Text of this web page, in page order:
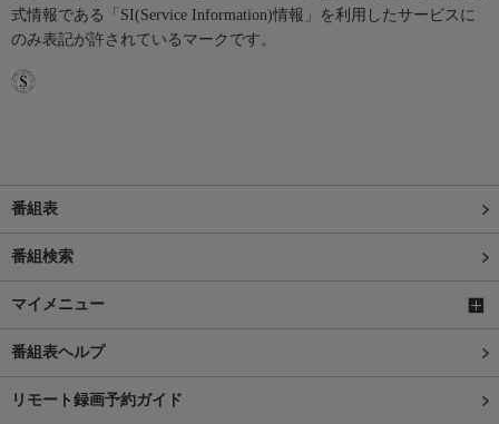
式情報である「SI(Service Information)情報」を利用したサービスに
のみ表記が許されているマークです。
番組表
番組検索
マイメニュー
番組表ヘルプ
リモート録画予約ガイド